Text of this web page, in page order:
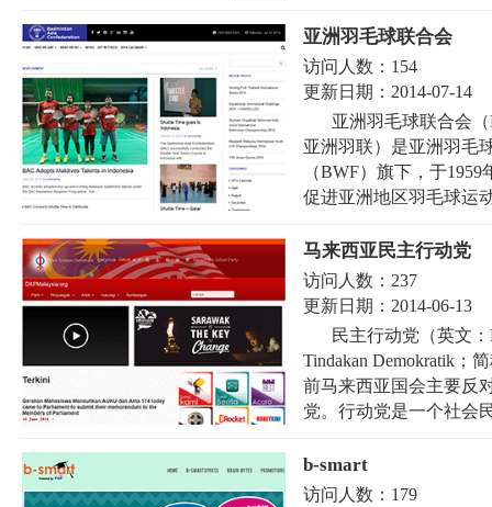
亚洲羽毛球联合会
访问人数： 154
更新日期： 2014-07-14
亚洲羽毛球联合会（
亚洲羽联）是亚洲羽毛
（BWF）旗下，于
促进亚洲地区羽毛球运
马来西亚民主行动党
访问人数： 237
更新日期： 2014-06-13
民主行动党（英文：
Tindakan Demokratik；
前马来西亚国会主要反
党。行动党是一个社会
b-smart
访问人数： 179